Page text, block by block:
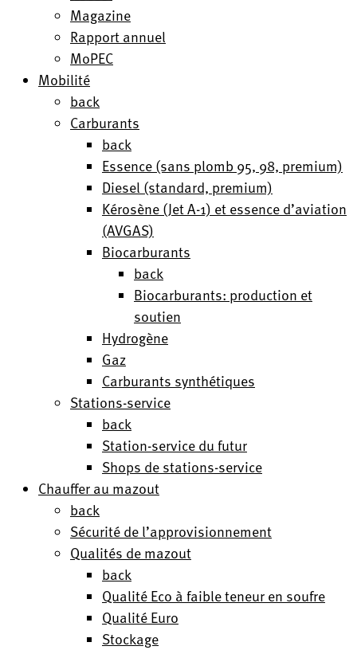
Magazine
Rapport annuel
MoPEC
Mobilité
back
Carburants
back
Essence (sans plomb 95, 98, premium)
Diesel (standard, premium)
Kérosène (Jet A-1) et essence d’aviation
(AVGAS)
Biocarburants
back
Biocarburants: production et
soutien
Hydrogène
Gaz
Carburants synthétiques
Stations-service
back
Station-service du futur
Shops de stations-service
Chauffer au mazout
back
Sécurité de l’approvisionnement
Qualités de mazout
back
Qualité Eco à faible teneur en soufre
Qualité Euro
Stockage